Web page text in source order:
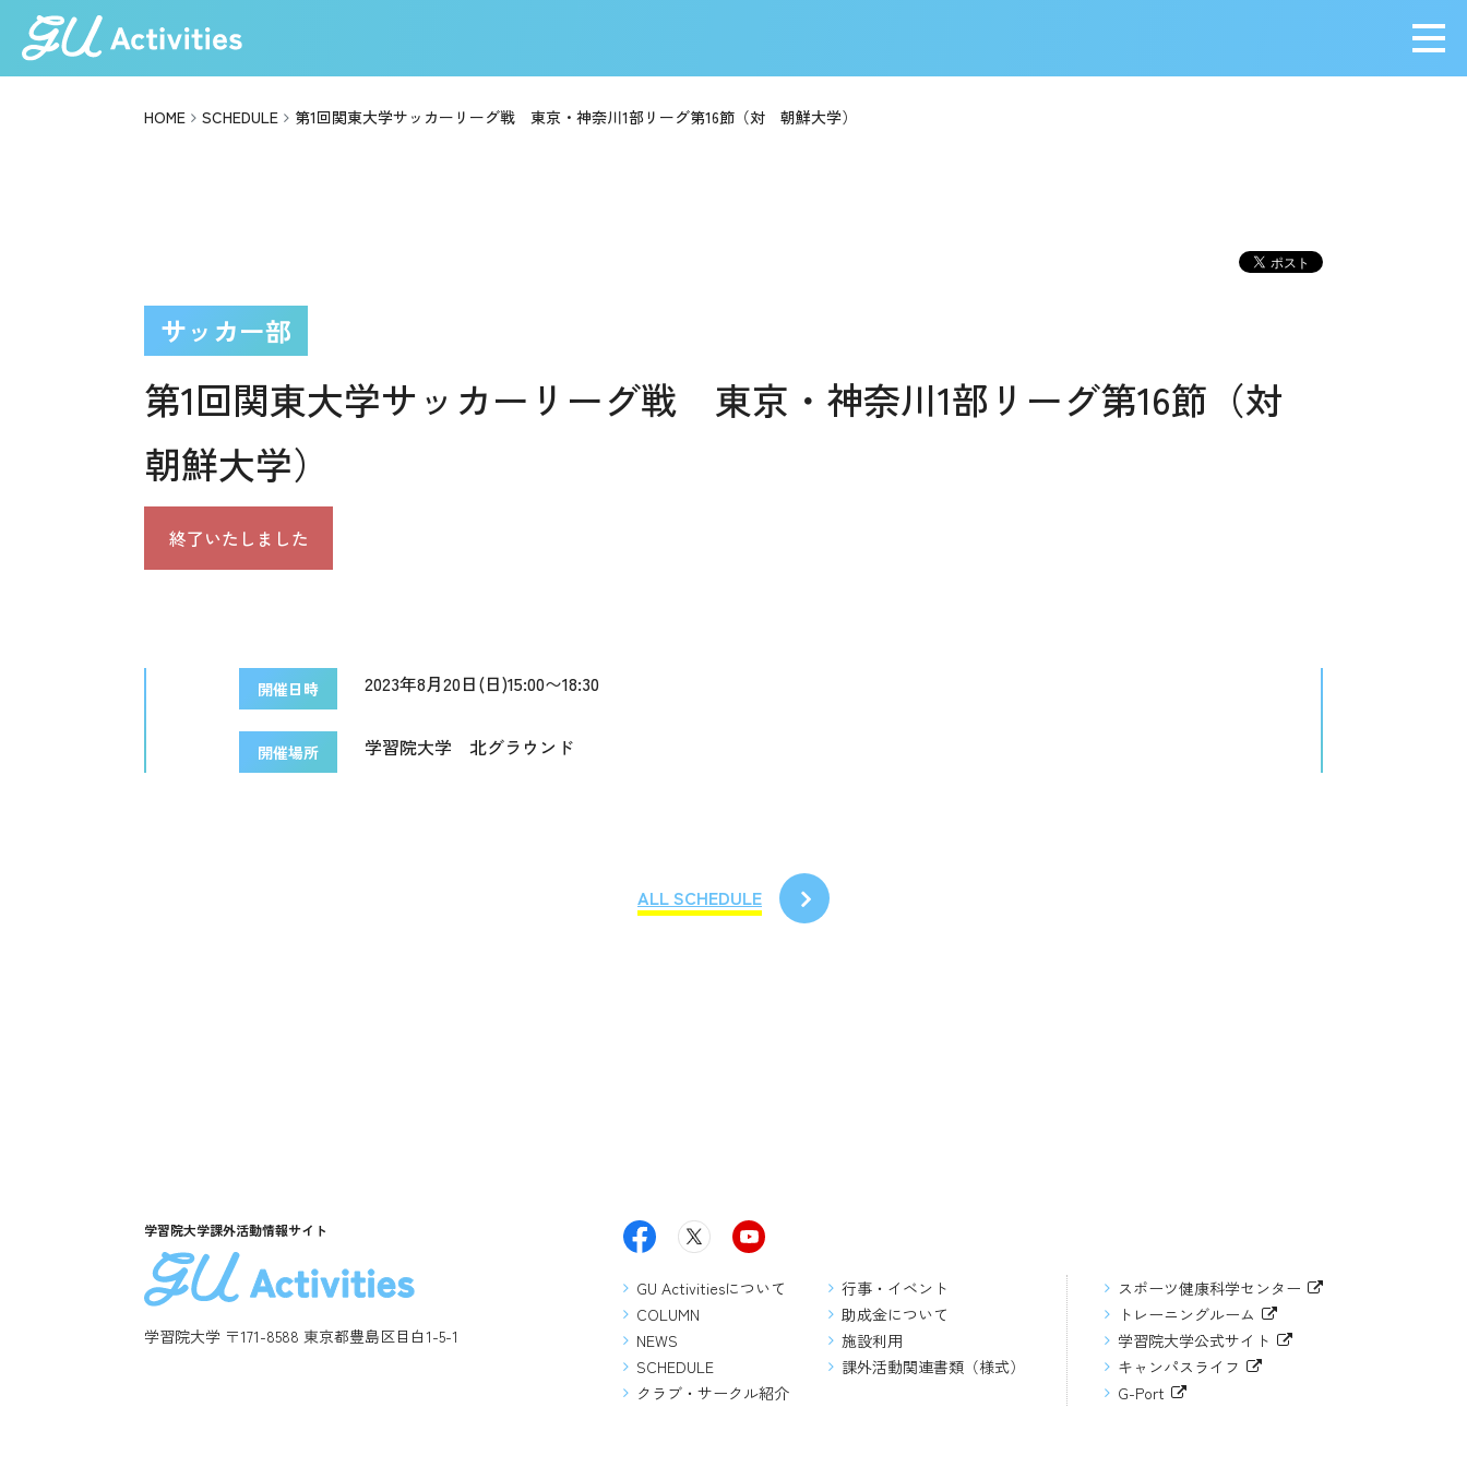
メ
HOME SCHEDULE 第1回関東大学サッカーリーグ戦 東京・神奈川1部リーグ第16節（対 朝鮮大学）
サッカー部
第1回関東大学サッカーリーグ戦 東京・神奈川1部リーグ第16節（対
朝鮮大学）
終了いたしました
開催日時 2023年8月20日(日)15:00〜18:30
開催場所 学習院大学 北グラウンド
ALL SCHEDULE
学習院大学課外活動情報サイト
学習院大学 〒171-8588 東京都豊島区目白1-5-1
GU Activitiesについて
COLUMN
NEWS
SCHEDULE
クラブ・サークル紹介
行事・イベント
助成金について
施設利用
課外活動関連書類（様式）
スポーツ健康科学センター
トレーニングルーム
学習院大学公式サイト
キャンパスライフ
G-Port